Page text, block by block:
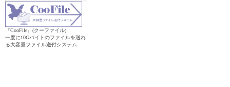
『CooFile』(クーファイル)
一度に10Gバイトのファイルを送れ
る大容量ファイル送付システム